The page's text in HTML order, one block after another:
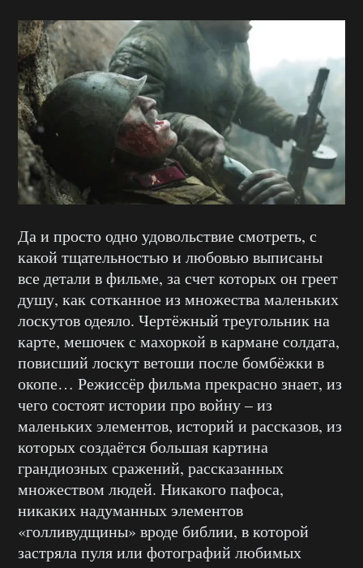
Да и просто одно удовольствие смотреть, с
какой тщательностью и любовью выписаны
все детали в фильме, за счет которых он греет
душу, как сотканное из множества маленьких
лоскутов одеяло. Чертёжный треугольник на
карте, мешочек с махоркой в кармане солдата,
повисший лоскут ветоши после бомбёжки в
окопе… Режиссёр фильма прекрасно знает, из
чего состоят истории про войну – из
маленьких элементов, историй и рассказов, из
которых создаётся большая картина
грандиозных сражений, рассказанных
множеством людей. Никакого пафоса,
никаких надуманных элементов
«голливудщины» вроде библии, в которой
застряла пуля или фотографий любимых